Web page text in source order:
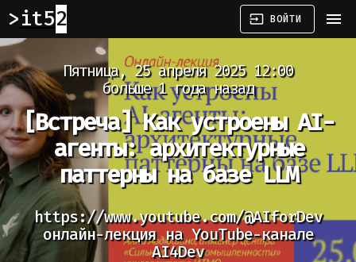
it52 input ВОЙТИ menu
Пятница, 25 апреля 2025 12:00
больше 1 года назад
[Встреча] Как устроены AI-
агенты: архитектурные
паттерны на базе LLM
https://www.youtube.com/@AIforDev
онлайн-лекция на YouTube-канале
AI4Dev